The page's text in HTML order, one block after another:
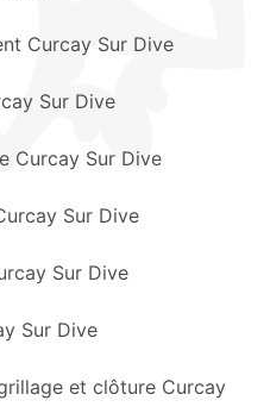
Curcay Sur Dive
Sur Dive
Curcay Sur Dive
Sur Dive
Sur Dive
Sur Dive
et clôture Curcay